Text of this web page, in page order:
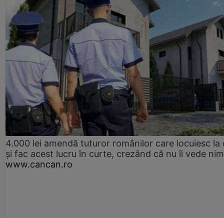
4.000 lei amendă tuturor românilor care locuiesc la
și fac acest lucru în curte, crezând că nu îi vede
www.cancan.ro